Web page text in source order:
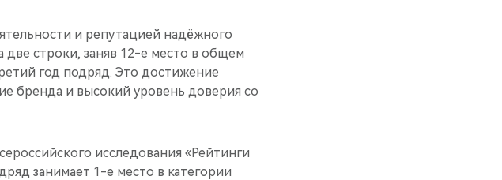
и репутацией надёжного
две строки, заняв 12-е место в общем
год подряд. Это достижение
бренда и высокий уровень доверия со
исследования «Рейтинги
занимает 1-е место в категории